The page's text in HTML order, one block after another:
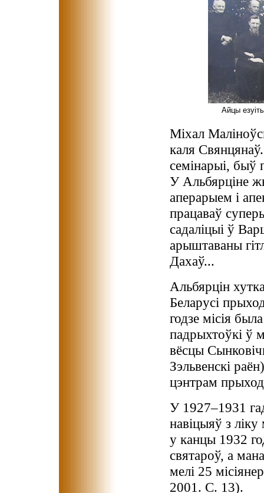
Айцы
Міхал
каля
семінарыі, быў
У Альбярціне
аперарыем і
працаваў
садаліцыі ў
арыштаваны
Дахаў...
Альбярцін
Беларусі
годзе місія
падрыхтоўкі ў
вёсцы
Зэльвенскі
цэнтрам
У 1927–1931
навіцыяў з
у канцы 1932
святароў, а
мелі 25
2001. С. 13).